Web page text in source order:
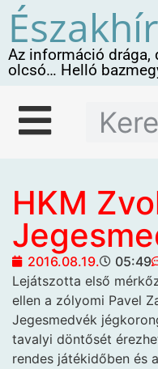
Az információ drága,
olcsó… Helló
HKM
2016.08.19. 05:49
Lejátszotta első
ellen a zólyomi Pavel
Jegesmedvék
tavalyi döntősét
rendes játékidőben és